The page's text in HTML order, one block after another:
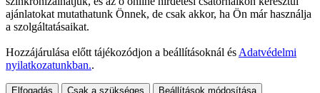
ajánlatokat mutathatunk Önnek, de csak akkor, ha Ön már használja
a szolgáltatásaikat.
Hozzájárulása előtt tájékozódjon a beállításoknál és Adatvédelmi
nyilatkozatunkban..
Elfogadás Csak a szükséges Beállítások módosítása